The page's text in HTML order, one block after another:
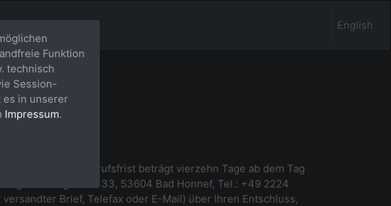
English
Die Widerrufsfrist beträgt vierzehn Tage ab dem Tag
Str. 33, 53604 Bad Honnef, Tel.: +49 2224
Brief, Telefax oder E-Mail) über Ihren Entschluss,
Funktion
technisch
Session-
es in unserer
Impressum.